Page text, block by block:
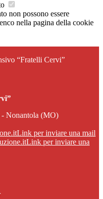
non possono essere
nella pagina della cookie
“Fratelli Cervi”
Nonantola (MO)
Link per inviare una mail
Link per inviare una